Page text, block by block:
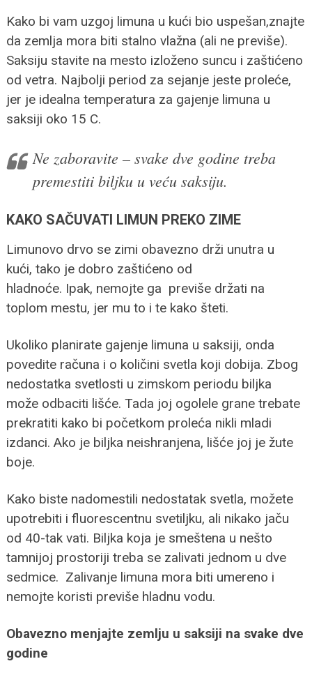
Kako bi vam uzgoj limuna u kući bio uspešan,znajte
da zemlja mora biti stalno vlažna (ali ne previše).
Saksiju stavite na mesto izloženo suncu i zaštićeno
od vetra. Najbolji period za sejanje jeste proleće,
jer je idealna temperatura za gajenje limuna u
saksiji oko 15 C.
Ne zaboravite – svake dve godine treba
premestiti biljku u veću saksiju.
KAKO SAČUVATI LIMUN PREKO ZIME
Limunovo drvo se zimi obavezno drži unutra u
kući, tako je dobro zaštićeno od
hladnoće. Ipak, nemojte ga previše držati na
toplom mestu, jer mu to i te kako šteti.
Ukoliko planirate gajenje limuna u saksiji, onda
povedite računa i o količini svetla koji dobija. Zbog
nedostatka svetlosti u zimskom periodu biljka
može odbaciti lišće. Tada joj ogolele grane trebate
prekratiti kako bi početkom proleća nikli mladi
izdanci. Ako je biljka neishranjena, lišće joj je žute
boje.
Kako biste nadomestili nedostatak svetla, možete
upotrebiti i fluorescentnu svetiljku, ali nikako jaču
od 40-tak vati. Biljka koja je smeštena u nešto
tamnijoj prostoriji treba se zalivati jednom u dve
sedmice. Zalivanje limuna mora biti umereno i
nemojte koristi previše hladnu vodu.
Obavezno menjajte zemlju u saksiji na svake dve
godine